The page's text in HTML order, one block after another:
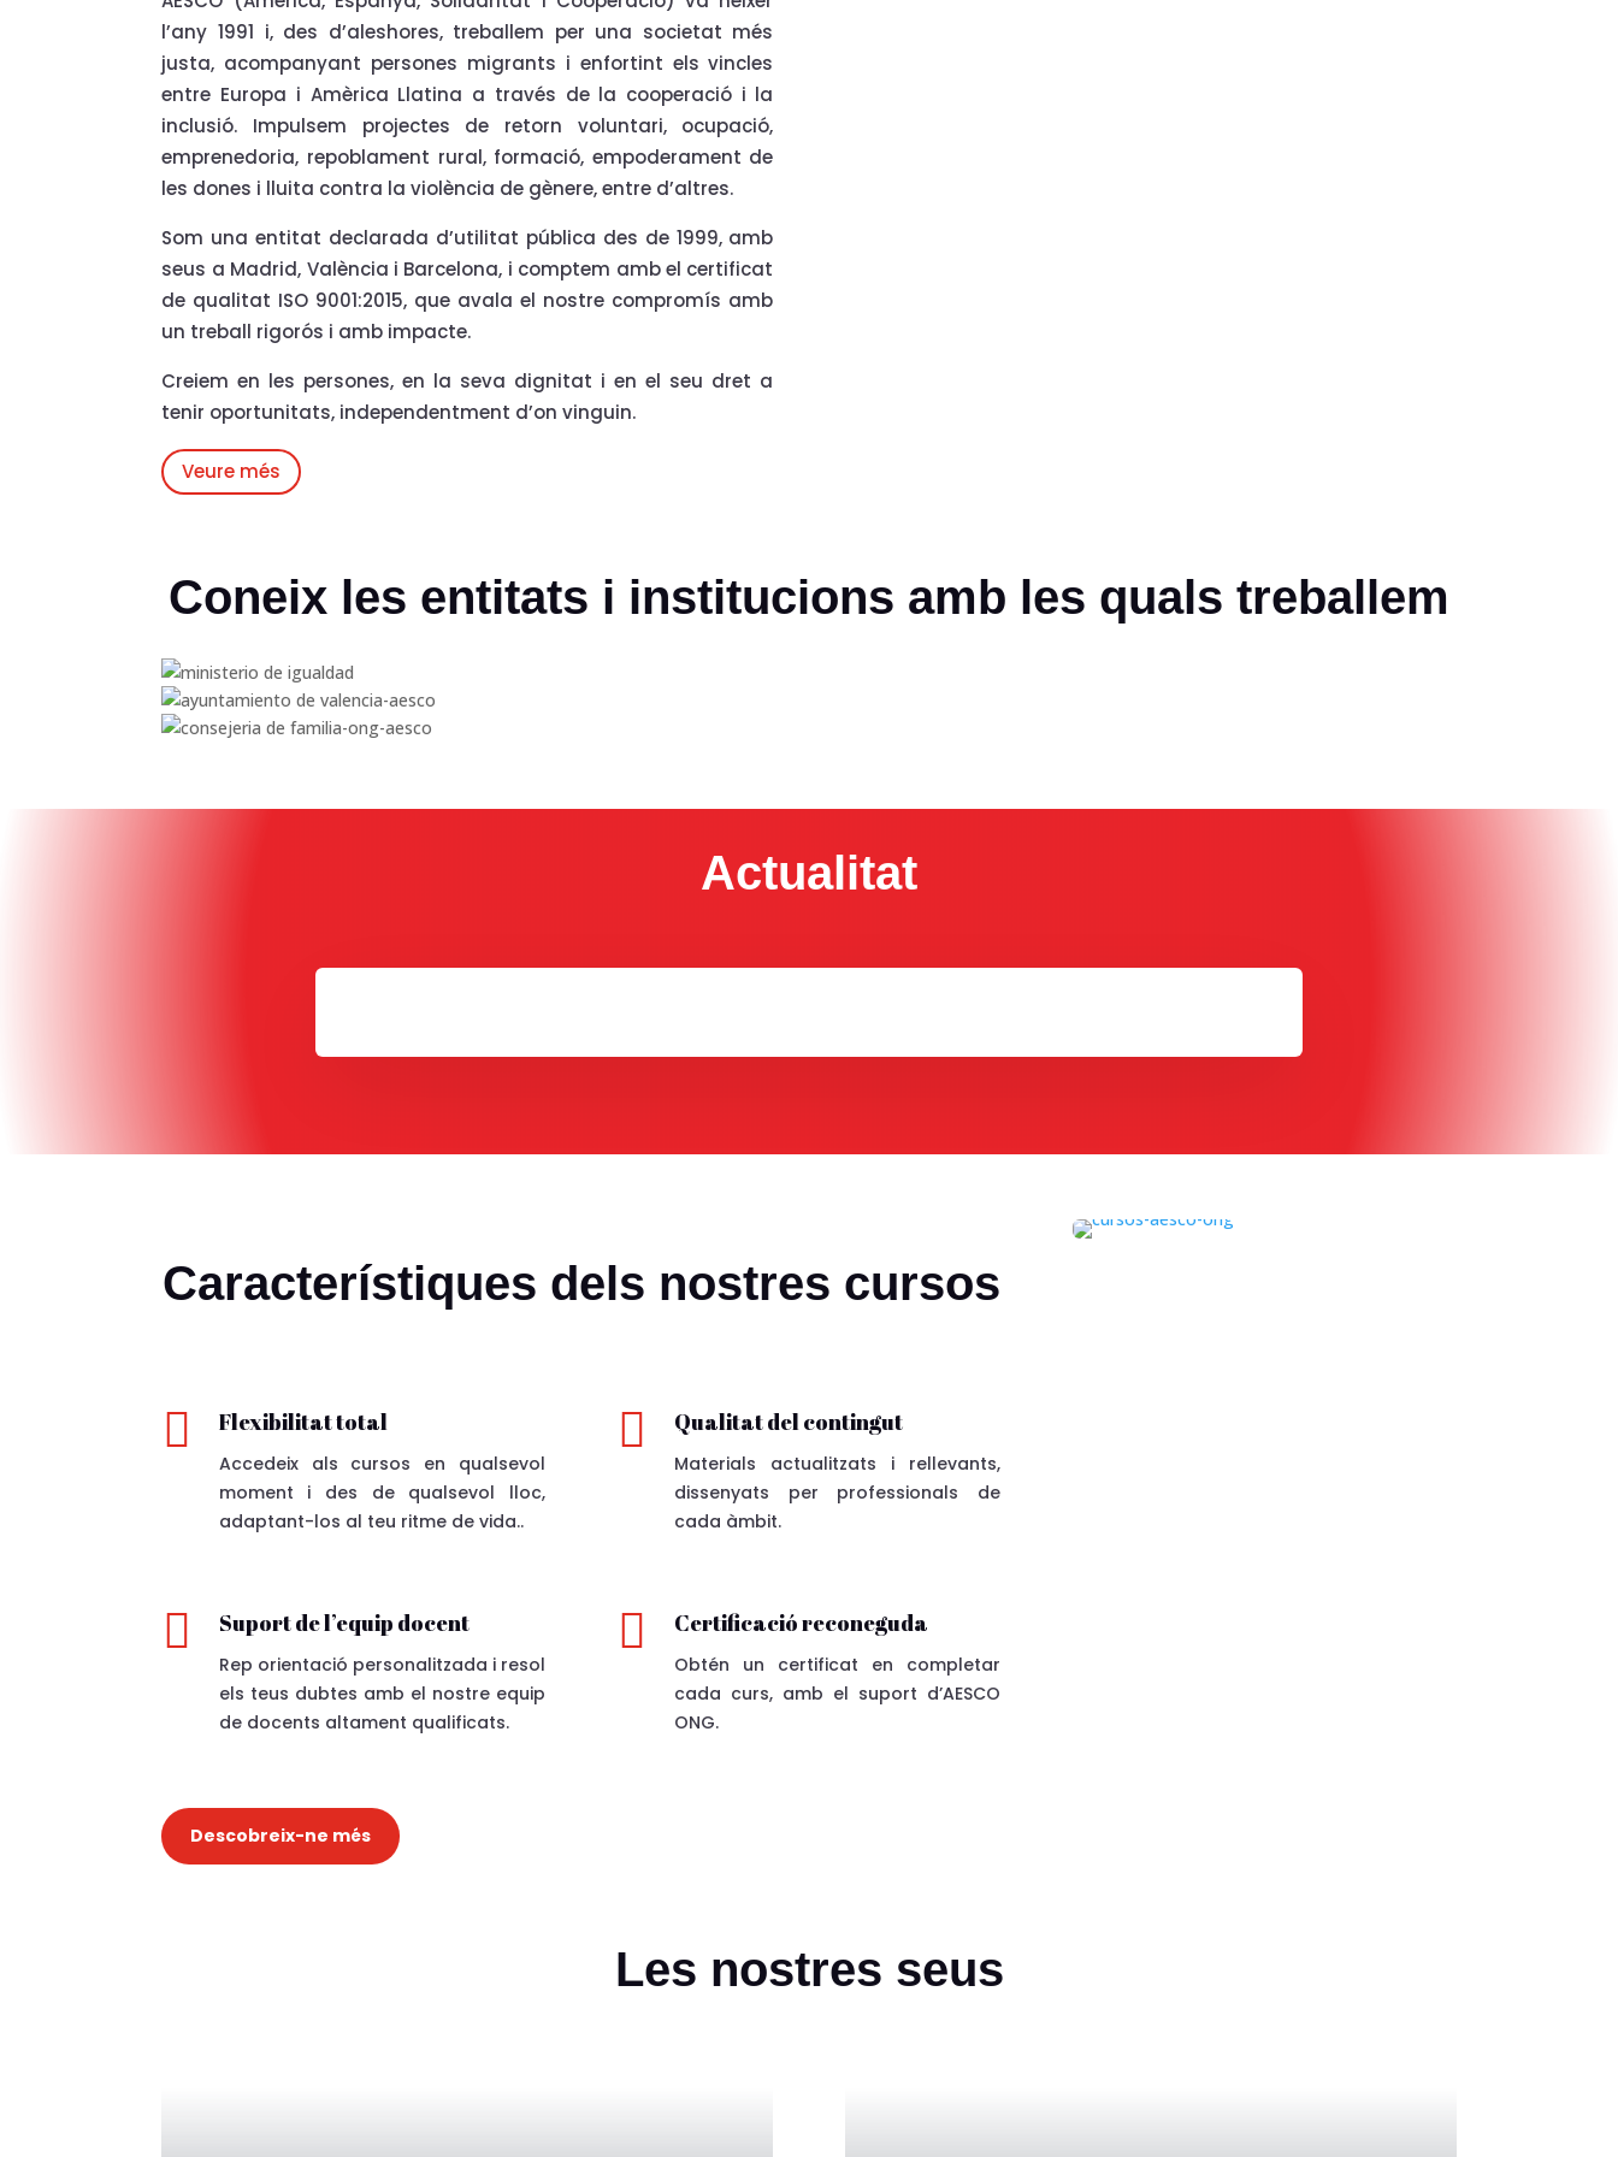
l’any 1991 i, des d’aleshores, treballem per una societat més
justa, acompanyant persones migrants i enfortint els vincles
entre Europa i Amèrica Llatina a través de la cooperació i la
inclusió. Impulsem projectes de retorn voluntari, ocupació,
emprenedoria, repoblament rural, formació, empoderament de
les dones i lluita contra la violència de gènere, entre d’altres.
Som una entitat declarada d’utilitat pública des de 1999, amb
seus a Madrid, València i Barcelona, i comptem amb el certificat
de qualitat ISO 9001:2015, que avala el nostre compromís amb
un treball rigorós i amb impacte.
Creiem en les persones, en la seva dignitat i en el seu dret a
tenir oportunitats, independentment d’on vinguin.
Veure més
Coneix les entitats i institucions amb les quals treballem
Actualitat
Característiques dels nostres cursos
 Flexibilitat total
Accedeix als cursos en qualsevol
moment i des de qualsevol lloc,
adaptant-los al teu ritme de vida..
 Qualitat del contingut
Materials actualitzats i rellevants,
dissenyats per professionals de
cada àmbit.
 Suport de l’equip docent
Rep orientació personalitzada i resol
els teus dubtes amb el nostre equip
de docents altament qualificats.
 Certificació reconeguda
Obtén un certificat en completar
cada curs, amb el suport d’AESCO
ONG.
Descobreix-ne més
Les nostres seus